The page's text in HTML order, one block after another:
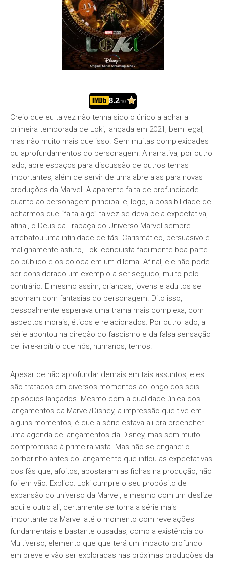
8.2/10
Creio que eu talvez não tenha sido o único a achar a
primeira temporada de Loki, lançada em 2021, bem legal,
mas não muito mais que isso. Sem muitas complexidades
ou aprofundamentos do personagem. A narrativa, por outro
lado, abre espaços para discussão de outros temas
importantes, além de servir de uma abre alas para novas
produções da Marvel. A aparente falta de profundidade
quanto ao personagem principal e, logo, a possibilidade de
acharmos que “falta algo” talvez se deva pela expectativa,
afinal, o Deus da Trapaça do Universo Marvel sempre
arrebatou uma infinidade de fãs. Carismático, persuasivo e
malignamente astuto, Loki conquista facilmente boa parte
do público e os coloca em um dilema. Afinal, ele não pode
ser considerado um exemplo a ser seguido, muito pelo
contrário. E mesmo assim, crianças, jovens e adultos se
adornam com fantasias do personagem. Dito isso,
pessoalmente esperava uma trama mais complexa, com
aspectos morais, éticos e relacionados. Por outro lado, a
série apontou na direção do fascismo e da falsa sensação
de livre-arbítrio que nós, humanos, temos.
Apesar de não aprofundar demais em tais assuntos, eles
são tratados em diversos momentos ao longo dos seis
episódios lançados. Mesmo com a qualidade única dos
lançamentos da Marvel/Disney, a impressão que tive em
alguns momentos, é que a série estava ali pra preencher
uma agenda de lançamentos da Disney, mas sem muito
compromisso à primeira vista. Mas não se engane: o
borborinho antes do lançamento que inflou as expectativas
dos fãs que, afoitos, apostaram as fichas na produção, não
foi em vão. Explico: Loki cumpre o seu propósito de
expansão do universo da Marvel, e mesmo com um deslize
aqui e outro ali, certamente se torna a série mais
importante da Marvel até o momento com revelações
fundamentais e bastante ousadas, como a existência do
Multiverso, elemento que que terá um impacto profundo
em breve e vão ser exploradas nas próximas produções da